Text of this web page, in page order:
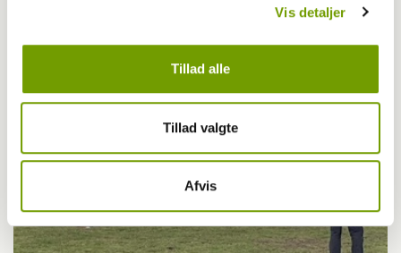
Vis detaljer
Tillad alle
Tillad valgte
Afvis
Hvorfor graver hunden i kurven?